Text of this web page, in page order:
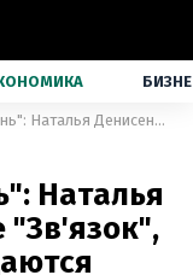
"26 сцен за один день": Наталья Денисенко о сериале "Зв'язок", в котором герои общаются онлайн
Наталья
"Зв'язок",